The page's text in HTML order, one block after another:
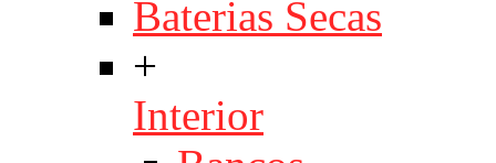
Baterias Secas
+
Interior